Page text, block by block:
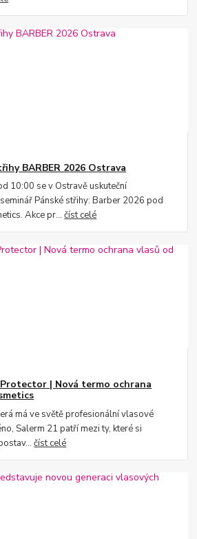
BARBER 2026 Ostrava
10:00 se v Ostravě uskuteční
Pánské střihy: Barber 2026 pod
Akce pr...číst celé
| Nová termo ochrana
má ve světě profesionální vlasové
Salerm 21 patří mezi ty, které si
číst celé